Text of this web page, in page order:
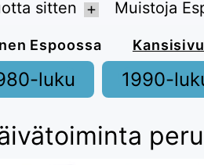
sitten
Avaa
valikko
Muistoja
Espoossa
luku 1990-